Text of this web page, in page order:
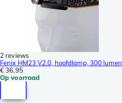
2 reviews
Fenix HM23 V2.0, hoofdlamp, 300 lumen
€ 36,95
Op voorraad